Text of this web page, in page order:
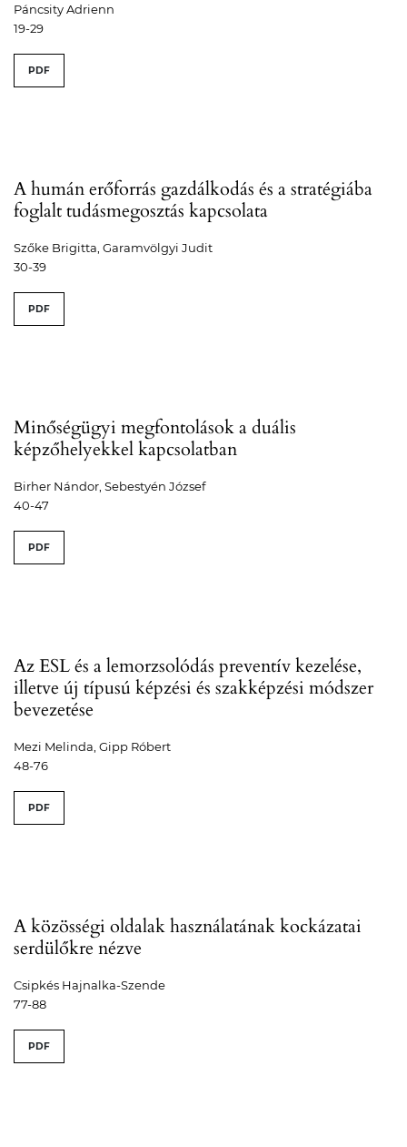
Páncsity Adrienn
19-29
PDF
A humán erőforrás gazdálkodás és a stratégiába
foglalt tudásmegosztás kapcsolata
Szőke Brigitta, Garamvölgyi Judit
30-39
PDF
Minőségügyi megfontolások a duális
képzőhelyekkel kapcsolatban
Birher Nándor, Sebestyén József
40-47
PDF
Az ESL és a lemorzsolódás preventív kezelése,
illetve új típusú képzési és szakképzési módszer
bevezetése
Mezi Melinda, Gipp Róbert
48-76
PDF
A közösségi oldalak használatának kockázatai
serdülőkre nézve
Csipkés Hajnalka-Szende
77-88
PDF